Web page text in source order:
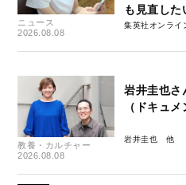
ニュース
2026.08.08
も見直し
集英社オンライ
教養・カルチャー
2026.08.08
岩井圭也さ
（ドキュ
岩井圭也